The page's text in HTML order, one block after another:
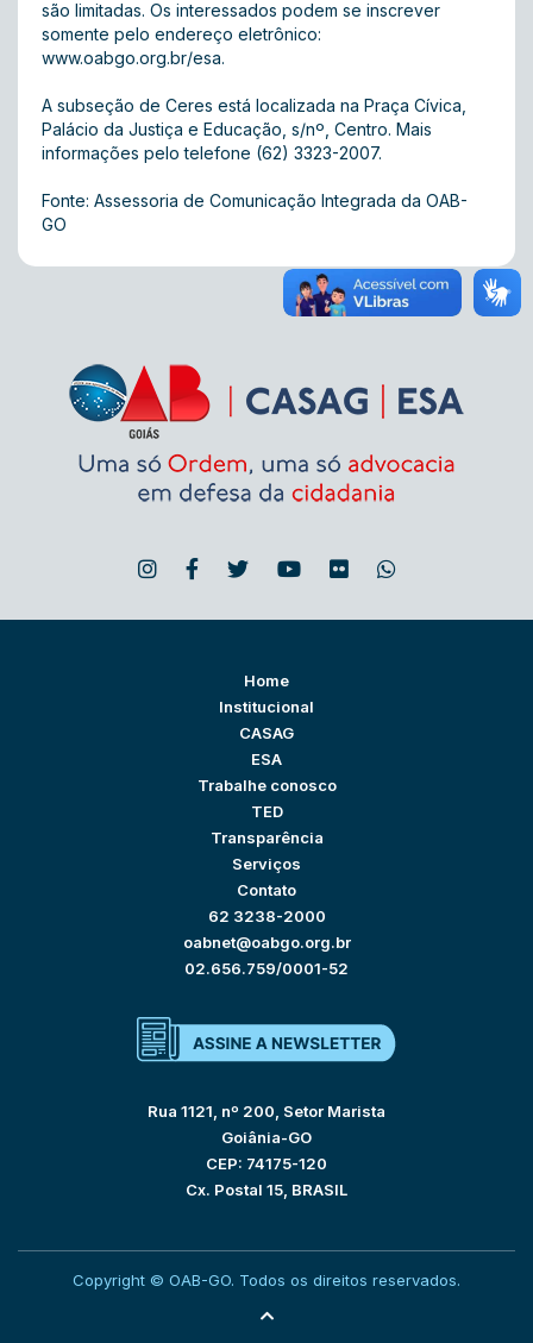
são limitadas. Os interessados podem se inscrever
somente pelo endereço eletrônico:
www.oabgo.org.br/esa.
A subseção de Ceres está localizada na Praça Cívica,
Palácio da Justiça e Educação, s/nº, Centro. Mais
informações pelo telefone (62) 3323-2007.
Fonte: Assessoria de Comunicação Integrada da OAB-
GO
Home
Institucional
CASAG
ESA
Trabalhe conosco
TED
Transparência
Serviços
Contato
62 3238-2000
oabnet@oabgo.org.br
02.656.759/0001-52
Rua 1121, nº 200, Setor Marista
Goiânia-GO
CEP: 74175-120
Cx. Postal 15, BRASIL
Copyright © OAB-GO. Todos os direitos reservados.